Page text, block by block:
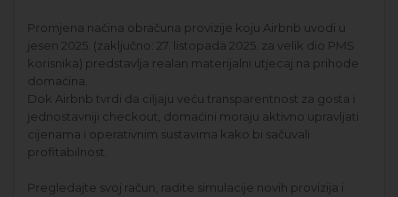
Promjena načina obračuna provizije koju Airbnb uvodi u
jesen 2025. (zaključno: 27. listopada 2025. za velik dio PMS
korisnika) predstavlja realan materijalni utjecaj na prihode
domaćina.
Dok Airbnb tvrdi da ciljaju veću transparentnost za gosta i
jednostavniji checkout, domaćini moraju aktivno upravljati
cijenama i operativnim sustavima kako bi sačuvali
profitabilnost.
Pregledajte svoj račun, radite simulacije novih provizija i